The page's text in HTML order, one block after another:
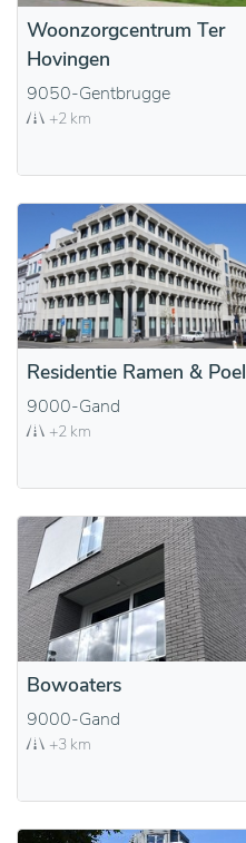
Woonzorgcentrum Ter
Hovingen
9050-Gentbrugge
+2 km
Residentie Ramen & Poel
9000-Gand
+2 km
Bowoaters
9000-Gand
+3 km